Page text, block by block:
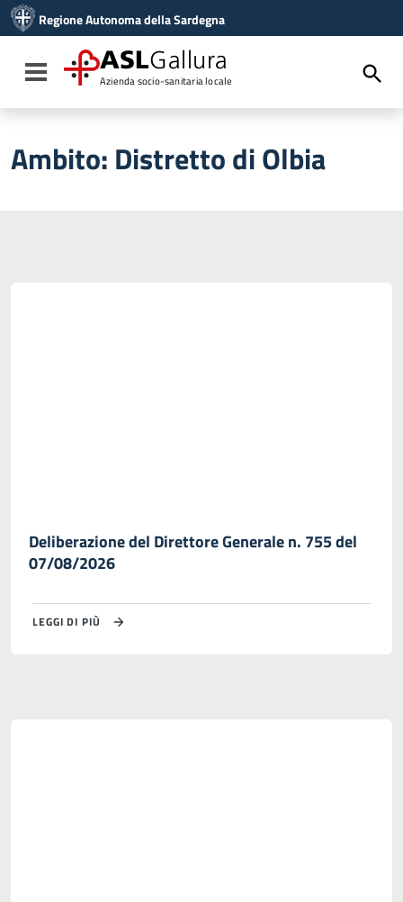
Vai al menu di navigazione
Vai al footer
Regione Autonoma della Sardegna
Toggle navigation
ASLGallura
Azienda socio-sanitaria locale
Ambito: Distretto di Olbia
Deliberazione del Direttore Generale n. 755 del
07/08/2026
LEGGI DI PIÙ